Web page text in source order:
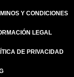
Y CONDICIONES
LEGAL
DE PRIVACIDAD